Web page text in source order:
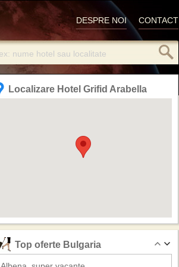
CONTACT
DESPRE NOI
Localizare Hotel Grifid Arabella
Top oferte Bulgaria